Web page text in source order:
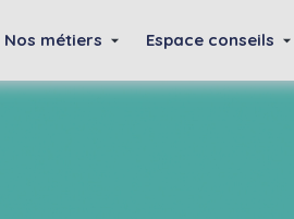
Nos métiers Espace conseils